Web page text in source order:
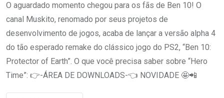
O aguardado momento chegou para os fãs de Ben 10! O
canal Muskito, renomado por seus projetos de
desenvolvimento de jogos, acaba de lançar a versão alpha 4
do tão esperado remake do clássico jogo do PS2, “Ben 10:
Protector of Earth”. O que você precisa saber sobre “Hero
Time”: 👉-ÁREA DE DOWNLOADS-👈 NOVIDADE 🤩📲